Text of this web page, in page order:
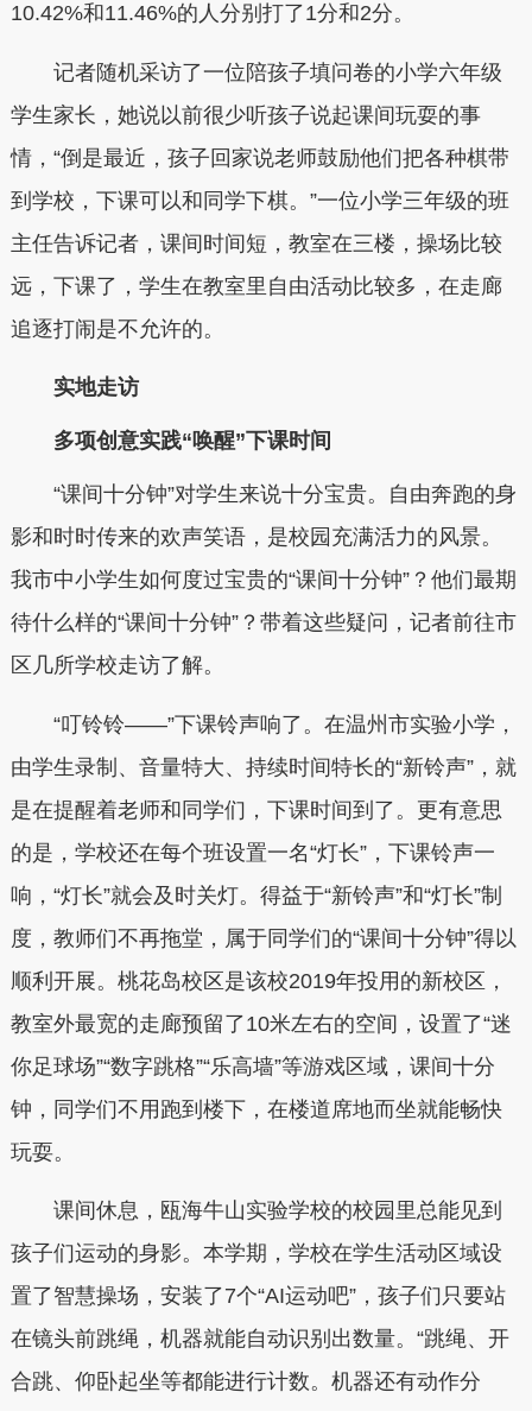
10.42%和11.46%的人分别打了1分和2分。
记者随机采访了一位陪孩子填问卷的小学六年级
学生家长，她说以前很少听孩子说起课间玩耍的事
情，“倒是最近，孩子回家说老师鼓励他们把各种棋带
到学校，下课可以和同学下棋。”一位小学三年级的班
主任告诉记者，课间时间短，教室在三楼，操场比较
远，下课了，学生在教室里自由活动比较多，在走廊
追逐打闹是不允许的。
实地走访
多项创意实践“唤醒”下课时间
“课间十分钟”对学生来说十分宝贵。自由奔跑的身
影和时时传来的欢声笑语，是校园充满活力的风景。
我市中小学生如何度过宝贵的“课间十分钟”？他们最期
待什么样的“课间十分钟”？带着这些疑问，记者前往市
区几所学校走访了解。
“叮铃铃——”下课铃声响了。在温州市实验小学，
由学生录制、音量特大、持续时间特长的“新铃声”，就
是在提醒着老师和同学们，下课时间到了。更有意思
的是，学校还在每个班设置一名“灯长”，下课铃声一
响，“灯长”就会及时关灯。得益于“新铃声”和“灯长”制
度，教师们不再拖堂，属于同学们的“课间十分钟”得以
顺利开展。桃花岛校区是该校2019年投用的新校区，
教室外最宽的走廊预留了10米左右的空间，设置了“迷
你足球场”“数字跳格”“乐高墙”等游戏区域，课间十分
钟，同学们不用跑到楼下，在楼道席地而坐就能畅快
玩耍。
课间休息，瓯海牛山实验学校的校园里总能见到
孩子们运动的身影。本学期，学校在学生活动区域设
置了智慧操场，安装了7个“AI运动吧”，孩子们只要站
在镜头前跳绳，机器就能自动识别出数量。“跳绳、开
合跳、仰卧起坐等都能进行计数。机器还有动作分